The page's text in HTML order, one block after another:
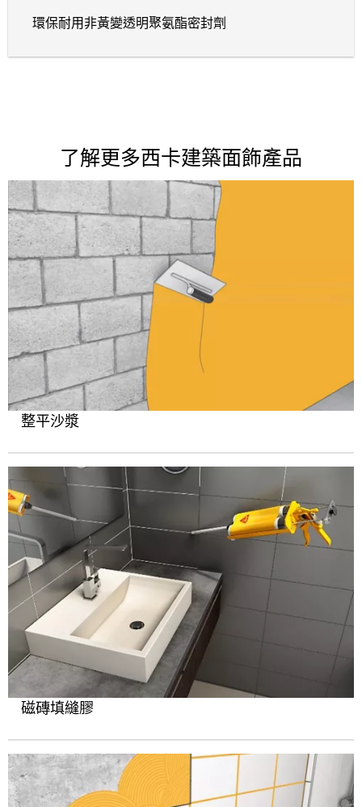
環保耐用非黃變透明聚氨酯密封劑
了解更多西卡建築面飾產品
整平沙漿
磁磚填縫膠